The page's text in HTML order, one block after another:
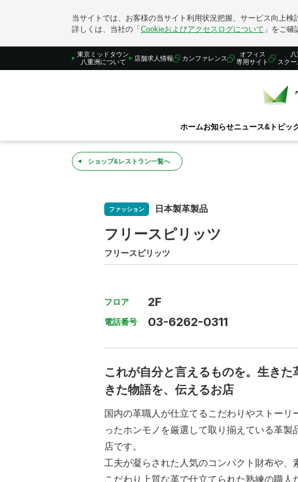
当サイトでは、お客様の当サイト利用状況把握、サービス向上検
詳しくは、当社の「Cookieおよびアクセスログについて 」をご確
東京ミッドタウン
八重洲について
店舗求人情報 カンファレンス
オフィス
専用サイト
スク
ホームお知らせニュース&トピッ
フリースピリッツ
ショップ&レストラン一覧へ
ファッション 日本製革製品
フリースピリッツ
フリースピリッツ
フロア 2F
電話番号 03-6262-0311
これが自分と言えるものを。生きた
きた物語を、伝えるお店
国内の革職人が仕立てるこだわりやストーリ
ったホンモノを厳選して取り揃えている革製
店です。
工夫が凝らされた人気のコンパクト財布や、
こだわり上質な革で仕立てられた熟練の職人